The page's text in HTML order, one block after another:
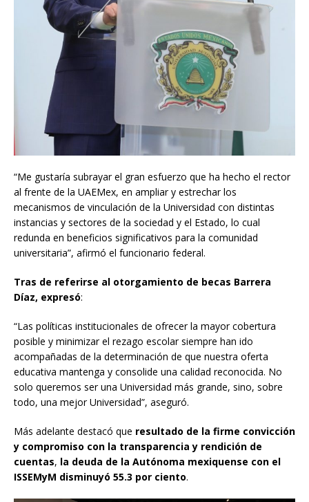
“Me gustaría subrayar el gran esfuerzo que ha hecho el rector
al frente de la UAEMex, en ampliar y estrechar los
mecanismos de vinculación de la Universidad con distintas
instancias y sectores de la sociedad y el Estado, lo cual
redunda en beneficios significativos para la comunidad
universitaria”, afirmó el funcionario federal.
Tras de referirse al otorgamiento de becas Barrera
Díaz, expresó:
“Las políticas institucionales de ofrecer la mayor cobertura
posible y minimizar el rezago escolar siempre han ido
acompañadas de la determinación de que nuestra oferta
educativa mantenga y consolide una calidad reconocida. No
solo queremos ser una Universidad más grande, sino, sobre
todo, una mejor Universidad”, aseguró.
Más adelante destacó que resultado de la firme convicción
y compromiso con la transparencia y rendición de
cuentas, la deuda de la Autónoma mexiquense con el
ISSEMyM disminuyó 55.3 por ciento.